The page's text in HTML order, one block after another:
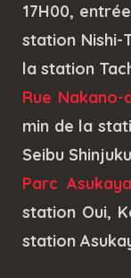
17H00,
station Nishi-
la station
Rue Nakano-
min de la
Seibu
Parc
station Oui,
station